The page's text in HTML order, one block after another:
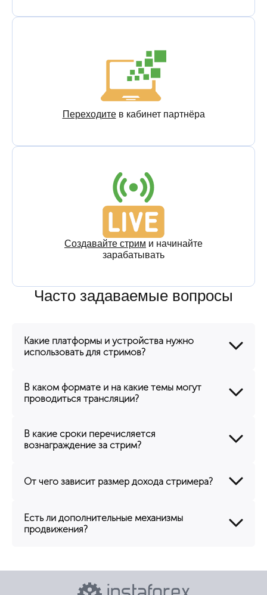
Переходитев кабинет партнёра
Создавайте стрим и начинайте
зарабатывать
Часто задаваемые вопросы
Какие платформы и устройства нужно
использовать для стримов?
В каком формате и на какие темы могут
проводиться трансляции?
В какие сроки перечисляется
вознаграждение за стрим?
От чего зависит размер дохода стримера?
Есть ли дополнительные механизмы
продвижения?